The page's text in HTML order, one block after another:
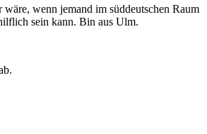
wäre, wenn jemand im süddeutschen Raum
sein kann. Bin aus Ulm.